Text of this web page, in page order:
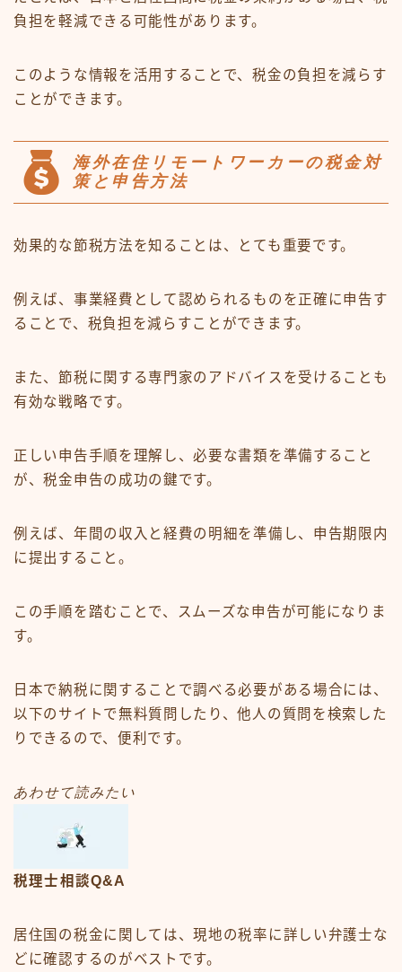
負担を軽減できる可能性があります。
このような情報を活用することで、税金の負担を減らす
ことができます。
海外在住リモートワーカーの税金対
策と申告方法
効果的な節税方法を知ることは、とても重要です。
例えば、事業経費として認められるものを正確に申告す
ることで、税負担を減らすことができます。
また、節税に関する専門家のアドバイスを受けることも
有効な戦略です。
正しい申告手順を理解し、必要な書類を準備すること
が、税金申告の成功の鍵です。
例えば、年間の収入と経費の明細を準備し、申告期限内
に提出すること。
この手順を踏むことで、スムーズな申告が可能になりま
す。
日本で納税に関することで調べる必要がある場合には、
以下のサイトで無料質問したり、他人の質問を検索した
りできるので、便利です。
あわせて読みたい
税理士相談Q&A
居住国の税金に関しては、現地の税率に詳しい弁護士な
どに確認するのがベストです。